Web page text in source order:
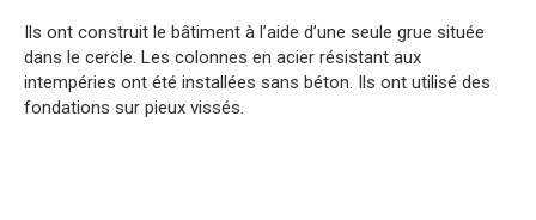
Ils ont construit le bâtiment à l’aide d’une seule grue située
dans le cercle. Les colonnes en acier résistant aux
intempéries ont été installées sans béton. Ils ont utilisé des
fondations sur pieux vissés.